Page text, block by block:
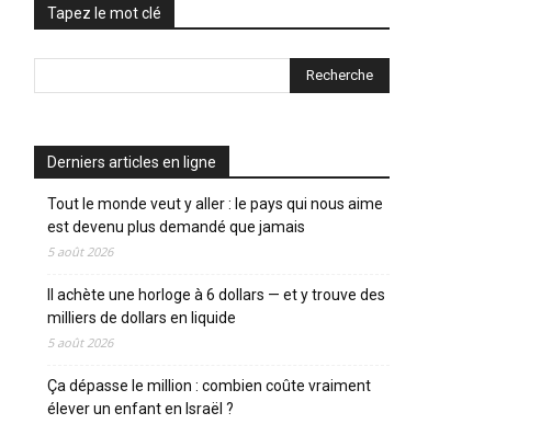
Tapez le mot clé
Derniers articles en ligne
Tout le monde veut y aller : le pays qui nous aime
est devenu plus demandé que jamais
5 août 2026
Il achète une horloge à 6 dollars — et y trouve des
milliers de dollars en liquide
5 août 2026
Ça dépasse le million : combien coûte vraiment
élever un enfant en Israël ?